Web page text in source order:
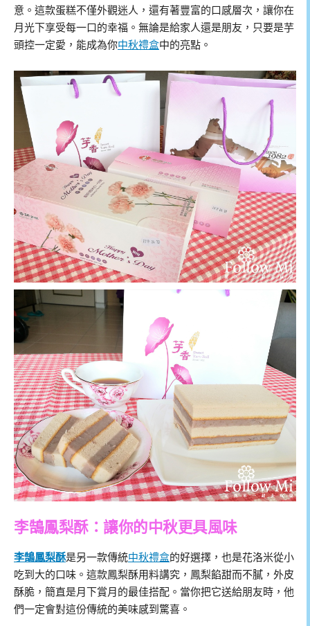
意。這款蛋糕不僅外觀迷人，還有著豐富的口感層次，讓你在
月光下享受每一口的幸福。無論是給家人還是朋友，只要是芋
頭控一定愛，能成為你中秋禮盒中的亮點。
李鵠鳳梨酥：讓你的中秋更具風味
李鵠鳳梨酥是另一款傳統中秋禮盒的好選擇，也是花洛米從小
吃到大的口味。這款鳳梨酥用料講究，鳳梨餡甜而不膩，外皮
酥脆，簡直是月下賞月的最佳搭配。當你把它送給朋友時，他
們一定會對這份傳統的美味感到驚喜。